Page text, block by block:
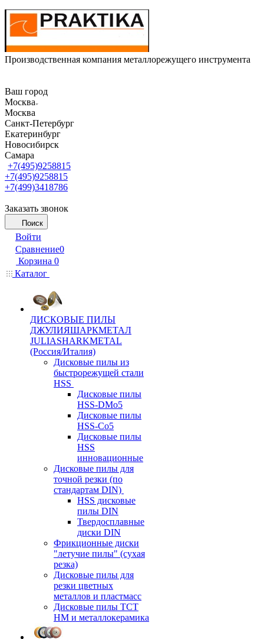
Производственная компания металлорежущего инструмента
Ваш город
Москва
Москва
Санкт-Петербург
Екатеринбург
Новосибирск
Самара
+7(495)9258815
+7(495)9258815
+7(499)3418786
Заказать звонок
Поиск
Войти
Сравнение0
Корзина 0
Каталог
ДИСКОВЫЕ ПИЛЫ
ДЖУЛИЯШАРКМЕТАЛ
JULIASHARKMETAL
(Россия/Италия)
Дисковые пилы из
быстрорежущей стали
HSS
Дисковые пилы
HSS-DMo5
Дисковые пилы
HSS-Co5
Дисковые пилы
HSS
инновационные
Дисковые пилы для
точной резки (по
стандартам DIN)
HSS дисковые
пилы DIN
Твердосплавные
диски DIN
Фрикционные диски
"летучие пилы" (сухая
резка)
Дисковые пилы для
резки цветных
металлов и пластмасс
Дисковые пилы ТСТ
НМ и металлокерамика